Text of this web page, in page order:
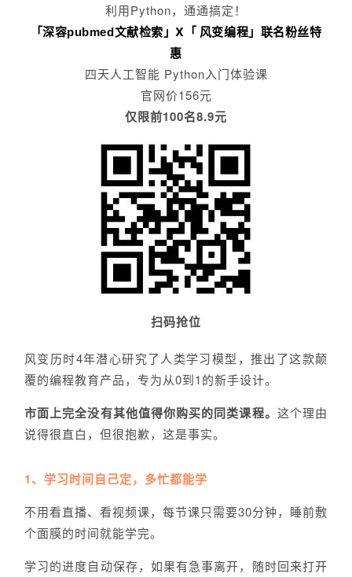
利用Python，通通搞定！
「深容pubmed文献检索 」X「 风变编程」联名粉丝特
惠
四天人工智能 Python入门体验课
官网价156元
仅限前100名8.9元
扫码抢位
风变历时4年潜心研究了人类学习模型，推出了这款颠
覆的编程教育产品，专为从0到1的新手设计。
市面上完全没有其他值得你购买的同类课程。 这个理由
说得很直白，但很抱歉，这是事实。
1、学习时间自己定，多忙都能学
不用看直播、看视频课，每节课只需要30分钟，睡前敷
个面膜的时间就能学完。
学习的进度自动保存，如果有急事离开，随时回来打开